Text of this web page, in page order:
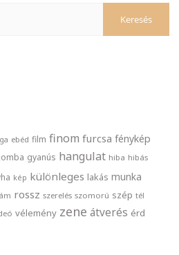
ebéd film finom furcsa fénykép
gyanús hangulat hiba hibás
kép különleges lakás munka
rossz szerelés szomorú szép tél
vélemény zene átverés érd